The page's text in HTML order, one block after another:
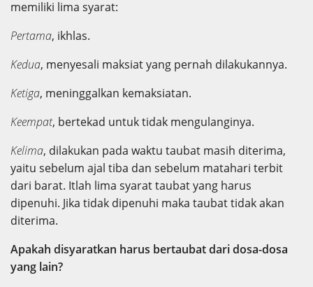
memiliki lima syarat:
Pertama, ikhlas.
Kedua, menyesali maksiat yang pernah dilakukannya.
Ketiga, meninggalkan kemaksiatan.
Keempat, bertekad untuk tidak mengulanginya.
Kelima, dilakukan pada waktu taubat masih diterima,
yaitu sebelum ajal tiba dan sebelum matahari terbit
dari barat. Itlah lima syarat taubat yang harus
dipenuhi. Jika tidak dipenuhi maka taubat tidak akan
diterima.
Apakah disyaratkan harus bertaubat dari dosa-dosa
yang lain?